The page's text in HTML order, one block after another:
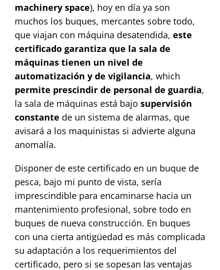
machinery space), hoy en día ya son
muchos los buques, mercantes sobre todo,
que viajan con máquina desatendida, este
certificado garantiza que la sala de
máquinas tienen un nivel de
automatización y de vigilancia, which
permite prescindir de personal de guardia,
la sala de máquinas está bajo supervisión
constante de un sistema de alarmas, que
avisará a los maquinistas si advierte alguna
anomalía.
Disponer de este certificado en un buque de
pesca, bajo mi punto de vista, sería
imprescindible para encaminarse hacia un
mantenimiento profesional, sobre todo en
buques de nueva construcción. En buques
con una cierta antigüedad es más complicada
su adaptación a los requerimientos del
certificado, pero si se sopesan las ventajas